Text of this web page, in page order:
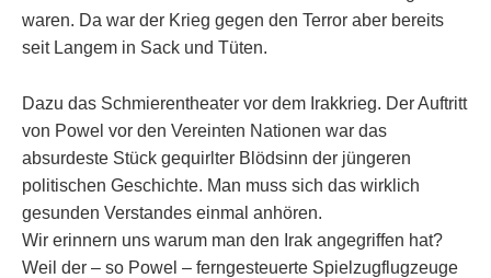
waren. Da war der Krieg gegen den Terror aber bereits
seit Langem in Sack und Tüten.
Dazu das Schmierentheater vor dem Irakkrieg. Der Auftritt
von Powel vor den Vereinten Nationen war das
absurdeste Stück gequirlter Blödsinn der jüngeren
politischen Geschichte. Man muss sich das wirklich
gesunden Verstandes einmal anhören.
Wir erinnern uns warum man den Irak angegriffen hat?
Weil der – so Powel – ferngesteuerte Spielzugflugzeuge